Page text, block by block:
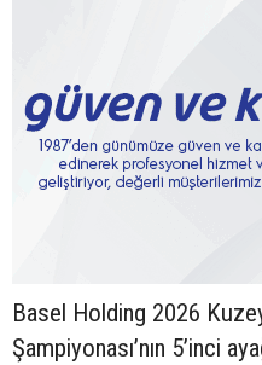
Basel Holding 2026
Şampiyonası’nın 5’inci